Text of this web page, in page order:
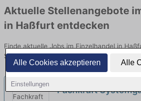
Alle Cookies akzeptieren Alle
Einstellungen
Aktuelle Stellenangebote
in Haßfurt entdecken
Finde aktuelle Jobs im Einzelhandel in
Stellenangebote im Verkauf, Vertrieb und
Fachkraft